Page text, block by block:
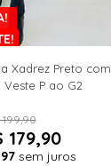
Xadrez Preto com
P ao G2
199,90
179,90
sem juros